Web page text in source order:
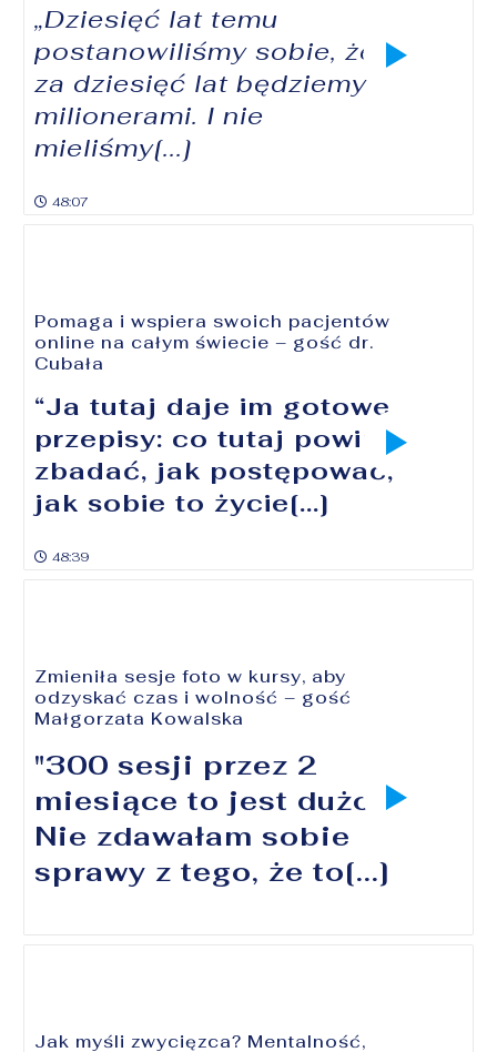
„Dziesięć lat temu
postanowiliśmy sobie, że
za dziesięć lat będziemy
milionerami. I nie
mieliśmy[...]
48:07
Pomaga i wspiera swoich pacjentów
online na całym świecie – gość dr.
Cubała
“Ja tutaj daje im gotowe
przepisy: co tutaj powinni
zbadać, jak postępować,
jak sobie to życie[...]
48:39
Zmieniła sesje foto w kursy, aby
odzyskać czas i wolność – gość
Małgorzata Kowalska
"300 sesji przez 2
miesiące to jest dużo.
Nie zdawałam sobie
sprawy z tego, że to[...]
Jak myśli zwycięzca? Mentalność,